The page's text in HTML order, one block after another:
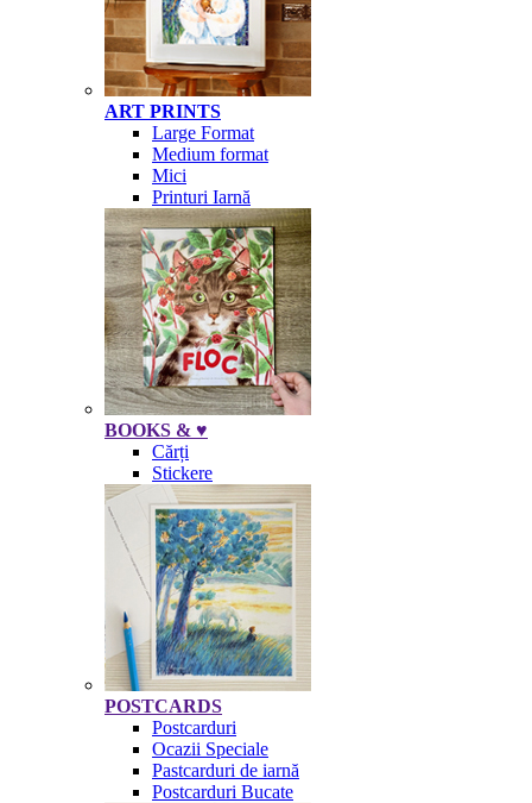
ART PRINTS
Large Format
Medium format
Mici
Printuri Iarnă
BOOKS & ♥
Cărți
Stickere
POSTCARDS
Postcarduri
Ocazii Speciale
Pastcarduri de iarnă
Postcarduri Bucate